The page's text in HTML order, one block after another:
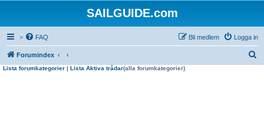
SAILGUIDE.com
> FAQ Logga in
Bli medlem
Forumindex
Lista forumkategorier | Lista Aktiva trådar(alla forumkategorier)